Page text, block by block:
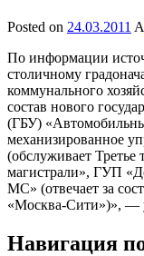
Posted on 24.03.2011
По информации
столичному
коммунального
состав нового
(ГБУ)
механизированное
(обслуживает
магистрали», ГУП
МС» (отвечает за
«Москва-Сити»)»,
Навигация